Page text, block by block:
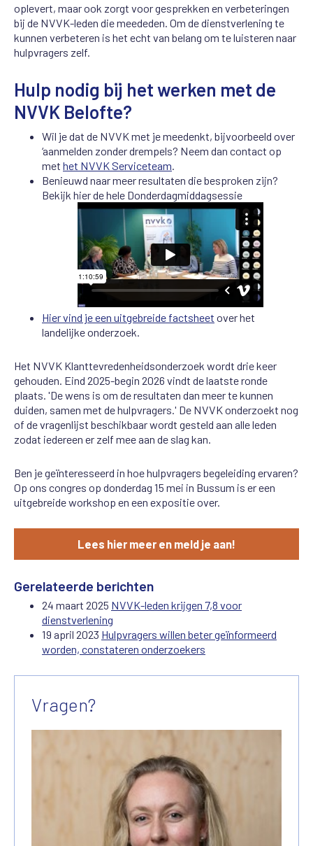
oplevert, maar ook zorgt voor gesprekken en verbeteringen
bij de NVVK-leden die meededen. Om de dienstverlening te
kunnen verbeteren is het echt van belang om te luisteren naar
hulpvragers zelf.
Hulp nodig bij het werken met de
NVVK Belofte?
Wil je dat de NVVK met je meedenkt, bijvoorbeeld over
‘aanmelden zonder drempels? Neem dan contact op
met het NVVK Serviceteam
Benieuwd naar meer resultaten die besproken zijn?
Bekijk hier de hele Donderdagmiddagsessie
Hier vind je een uitgebreide factsheet over het
landelijke onderzoek.
Het NVVK Klanttevredenheidsonderzoek wordt drie keer
gehouden. Eind 2025-begin 2026 vindt de laatste ronde
plaats. 'De wens is om de resultaten dan meer te kunnen
duiden, samen met de hulpvragers.' De NVVK onderzoekt nog
of de vragenlijst beschikbaar wordt gesteld aan alle leden
zodat iedereen er zelf mee aan de slag kan.
Ben je geïnteresseerd in hoe hulpvragers begeleiding ervaren?
Op ons congres op donderdag 15 mei in Bussum is er een
uitgebreide workshop en een expositie over.
Lees hier meer en meld je aan!
Gerelateerde berichten
24 maart 2025 NVVK-leden krijgen 7,8 voor
dienstverlening
19 april 2023 Hulpvragers willen beter geïnformeerd
worden, constateren onderzoekers
Vragen?